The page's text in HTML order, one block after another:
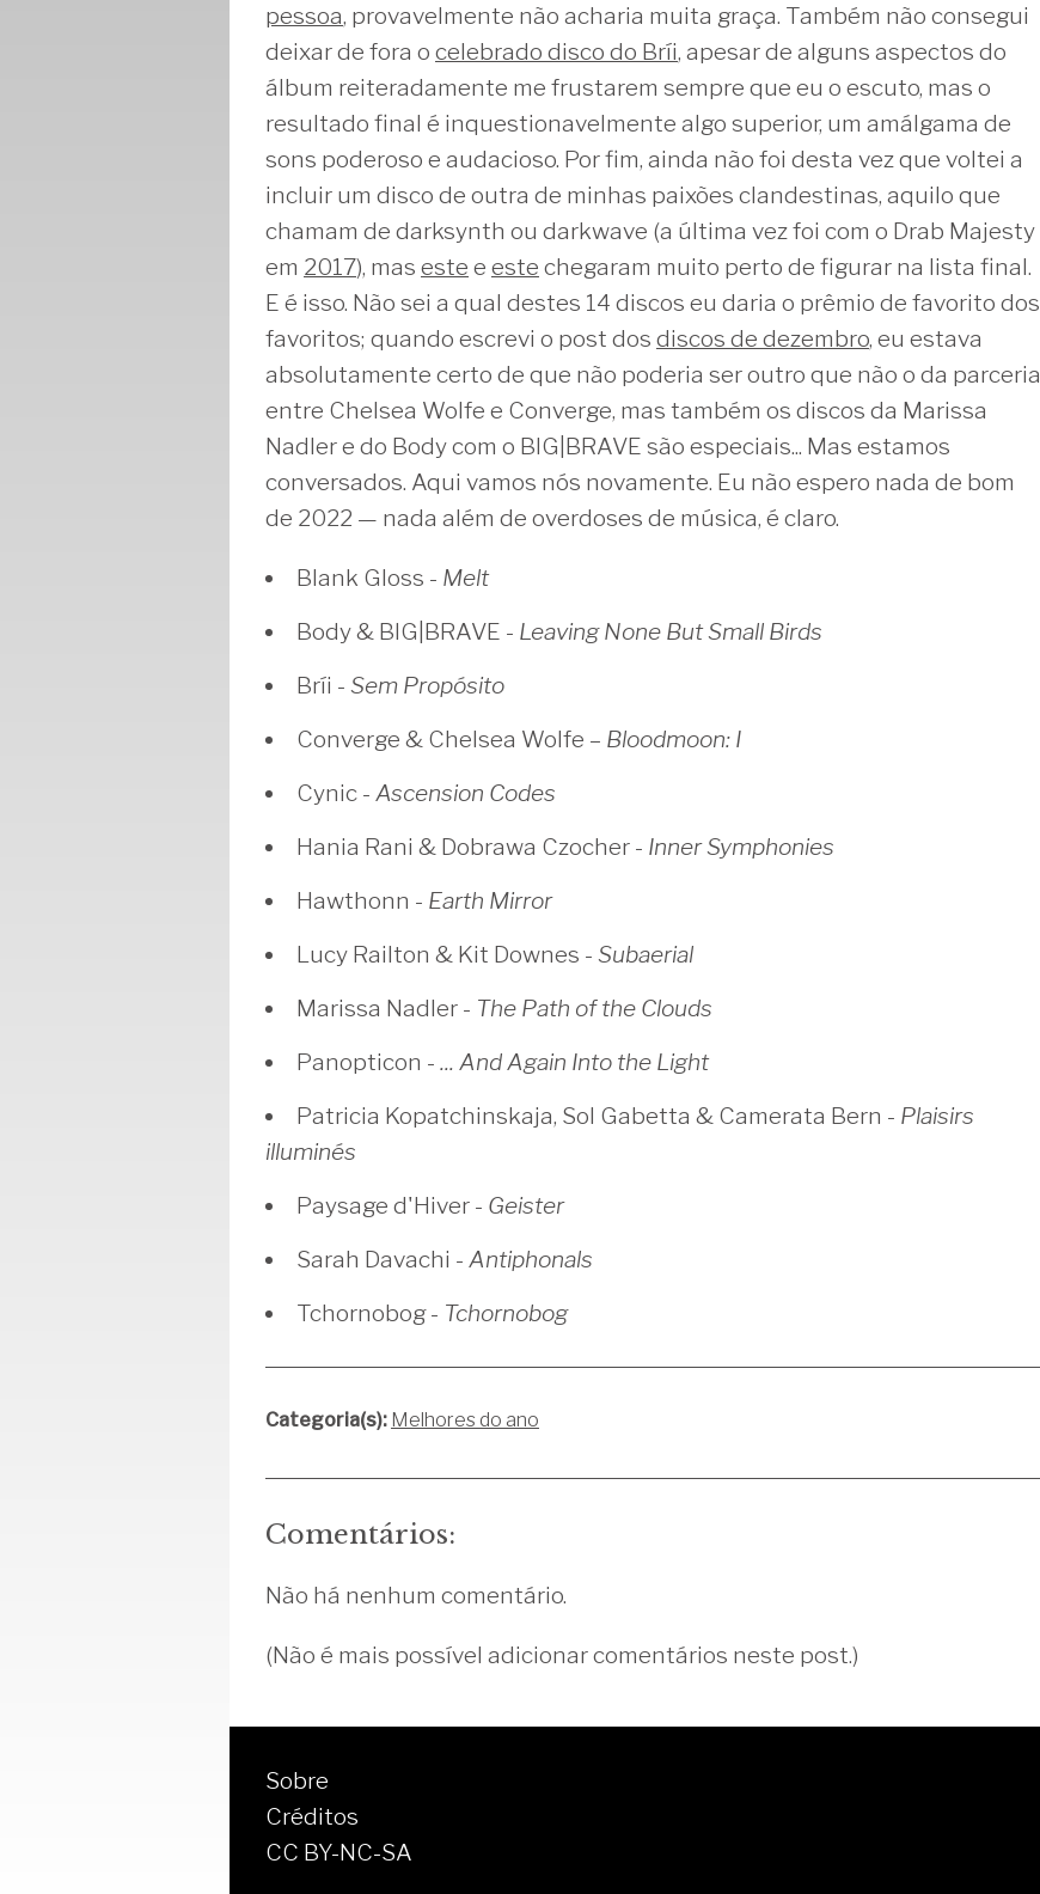
pessoa, provavelmente não acharia muita graça. Também não consegui
deixar de fora o celebrado disco do Bríi, apesar de alguns aspectos do
álbum reiteradamente me frustarem sempre que eu o escuto, mas o
resultado final é inquestionavelmente algo superior, um amálgama de
sons poderoso e audacioso. Por fim, ainda não foi desta vez que voltei a
incluir um disco de outra de minhas paixões clandestinas, aquilo que
chamam de darksynth ou darkwave (a última vez foi com o Drab Majesty
em 2017), mas este e este chegaram muito perto de figurar na lista final.
E é isso. Não sei a qual destes 14 discos eu daria o prêmio de favorito dos
favoritos; quando escrevi o post dos discos de dezembro, eu estava
absolutamente certo de que não poderia ser outro que não o da parceria
entre Chelsea Wolfe e Converge, mas também os discos da Marissa
Nadler e do Body com o BIG|BRAVE são especiais... Mas estamos
conversados. Aqui vamos nós novamente. Eu não espero nada de bom
de 2022 — nada além de overdoses de música, é claro.
Blank Gloss - Melt
Body & BIG|BRAVE - Leaving None But Small Birds
Bríi -Sem Propósito
Converge & Chelsea Wolfe – Bloodmoon: I
Cynic -Ascension Codes
Hania Rani & Dobrawa Czocher - Inner Symphonies
Hawthonn - Earth Mirror
Lucy Railton & Kit Downes -Subaerial
Marissa Nadler - The Path of the Clouds
Panopticon -... And Again Into the Light
Patricia Kopatchinskaja, Sol Gabetta & Camerata Bern - Plaisirs
illuminés
Paysage d'Hiver - Geister
Sarah Davachi -Antiphonals
Tchornobog - Tchornobog
Categoria(s): Melhores do ano
Comentários:
Não há nenhum comentário.
(Não é mais possível adicionar comentários neste post.)
Sobre
Créditos
CC BY-NC-SA